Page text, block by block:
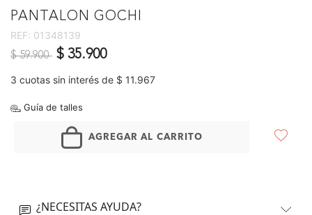
PANTALON GOCHI
REF: 01348139
Precio reducido de
$ 59.900 a$ 35.900
3 cuotas sin interés de $ 11.967
Guía de talles
AGREGAR AL CARRITO
¿NECESITAS AYUDA?